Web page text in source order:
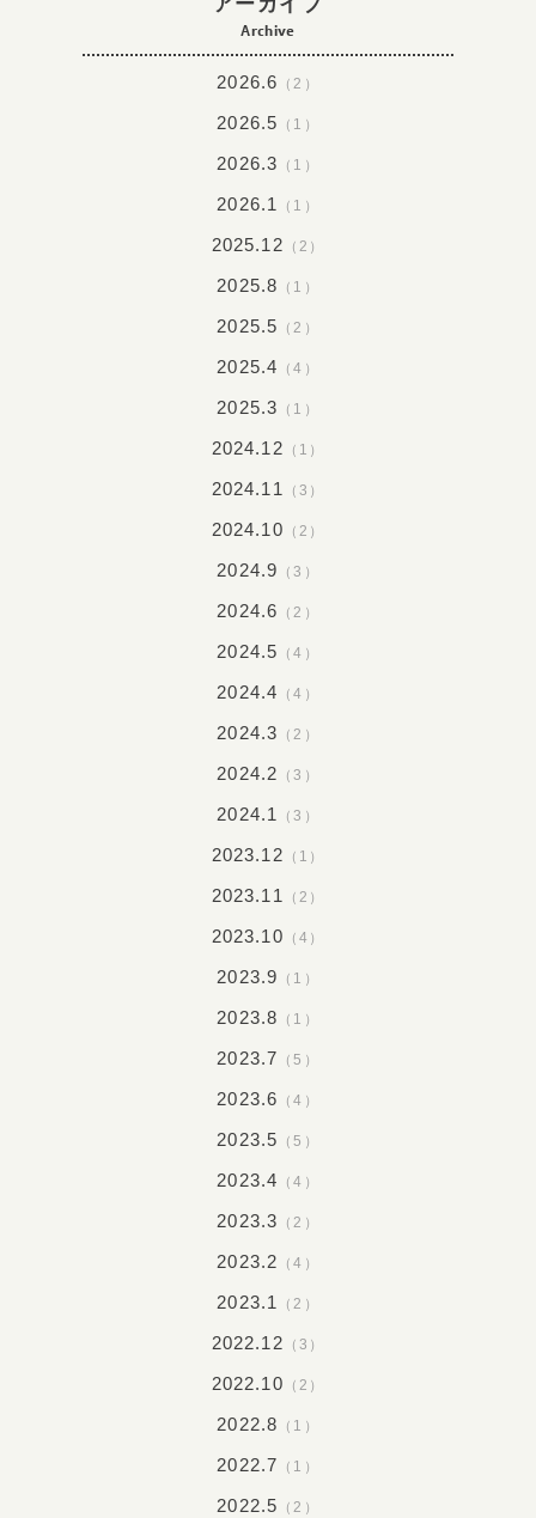
Archive
2026.6 （2）
2026.5 （1）
2026.3 （1）
2026.1 （1）
2025.12 （2）
2025.8 （1）
2025.5 （2）
2025.4 （4）
2025.3 （1）
2024.12 （1）
2024.11 （3）
2024.10 （2）
2024.9 （3）
2024.6 （2）
2024.5 （4）
2024.4 （4）
2024.3 （2）
2024.2 （3）
2024.1 （3）
2023.12 （1）
2023.11 （2）
2023.10 （4）
2023.9 （1）
2023.8 （1）
2023.7 （5）
2023.6 （4）
2023.5 （5）
2023.4 （4）
2023.3 （2）
2023.2 （4）
2023.1 （2）
2022.12 （3）
2022.10 （2）
2022.8 （1）
2022.7 （1）
2022.5 （2）